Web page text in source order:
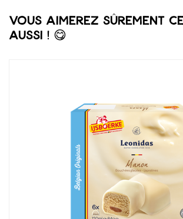
Vous aimerez sûrement
aussi ! 😋